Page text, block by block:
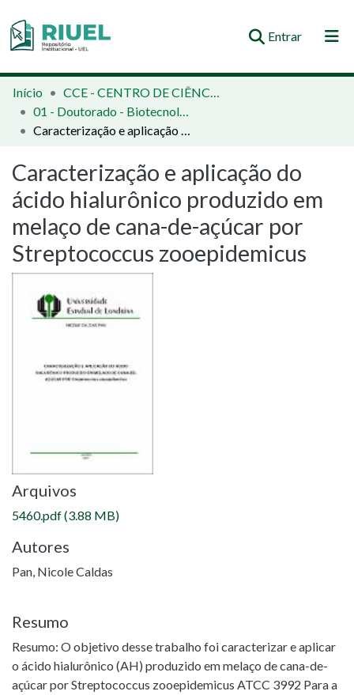
Entrar(current)
Orientações e Normas
Comunidades e Coleções
Estatísticas
Início
CCE - CENTRO DE CIÊNCIAS EXATAS
01 - Doutorado - Biotecnologia
Caracterização e aplicação do ácido hialurônico produzido em melaço de cana-de-açúcar por Streptococcus zooepidemicus
Caracterização e aplicação do
ácido hialurônico produzido em
melaço de cana-de-açúcar por
Streptococcus zooepidemicus
Arquivos
5460.pdf(3.88 MB)
Autores
Pan, Nicole Caldas
Resumo
Resumo: O objetivo desse trabalho foi caracterizar e aplicar
o ácido hialurônico (AH) produzido em melaço de cana-de-
açúcar por Streptococcus zooepidemicus ATCC 3992 Para a